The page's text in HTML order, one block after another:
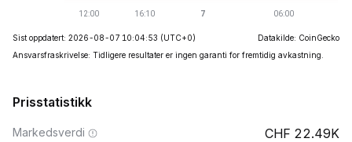
Sist oppdatert: 2026-08-07 10:04:53 (UTC+0)
Datakilde: CoinGecko
Ansvarsfraskrivelse: Tidligere resultater er ingen garanti for fremtidig avkastning.
Prisstatistikk
Markedsverdi 22.49K